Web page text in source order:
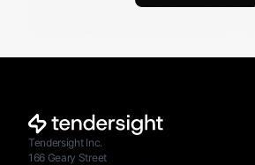
Tendersight Inc.
166 Geary Street